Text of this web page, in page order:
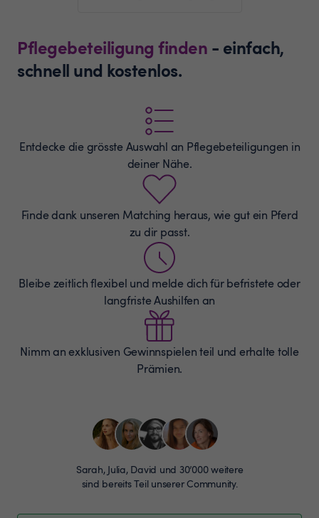
Pflegebeteiligung finden - einfach,
schnell und kostenlos.
Entdecke die grösste Auswahl an Pflegebeteiligungen in
deiner Nähe.
Finde dank unseren Matching heraus, wie gut ein Pferd
zu dir passt.
Bleibe zeitlich flexibel und melde dich für befristete oder
langfriste Aushilfen an
Nimm an exklusiven Gewinnspielen teil und erhalte tolle
Prämien.
Sarah, Julia, David und 30’000 weitere
sind bereits Teil unserer Community.